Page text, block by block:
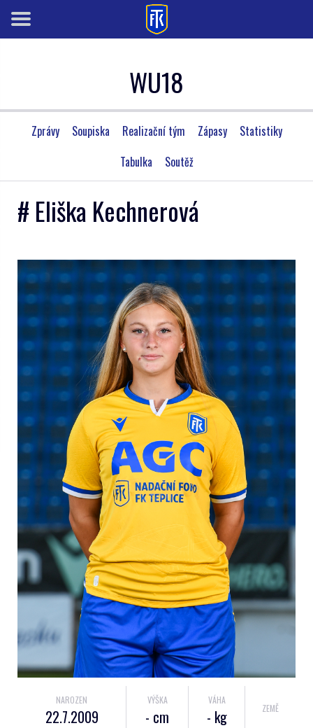
WU18
Zprávy Soupiska Realizační tým Zápasy
Statistiky
Tabulka
Soutěž
# Eliška Kechnerová
NAROZEN
22.7.2009
VÝŠKA
- cm
VÁHA
- kg ZEMĚ